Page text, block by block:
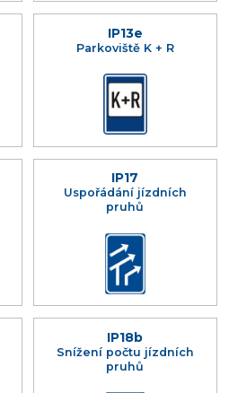
IP13e
Parkoviště K + R
IP17
Uspořádání jízdních
pruhů
IP18b
Snížení počtu jízdních
pruhů